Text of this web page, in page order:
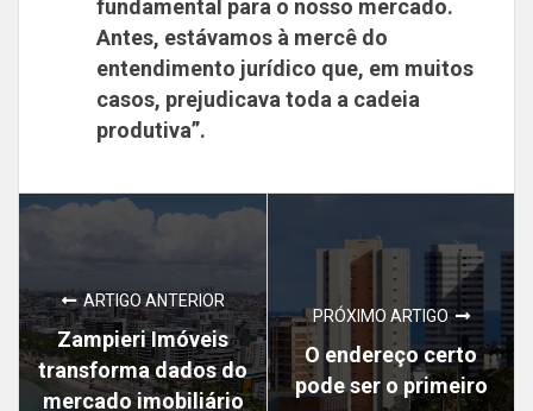
fundamental para o nosso mercado.
Antes, estávamos à mercê do
entendimento jurídico que, em muitos
casos, prejudicava toda a cadeia
produtiva”.
ARTIGO ANTERIOR
Zampieri Imóveis
transforma dados do
mercado imobiliário
PRÓXIMO ARTIGO
O endereço certo
pode ser o primeiro